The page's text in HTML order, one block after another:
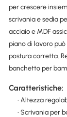
per crescere
scrivania e sedia
acciaio e MDF
piano di lavoro
postura corretta.
banchetto per
Caratteristiche:
• Altezza
• Scrivania per